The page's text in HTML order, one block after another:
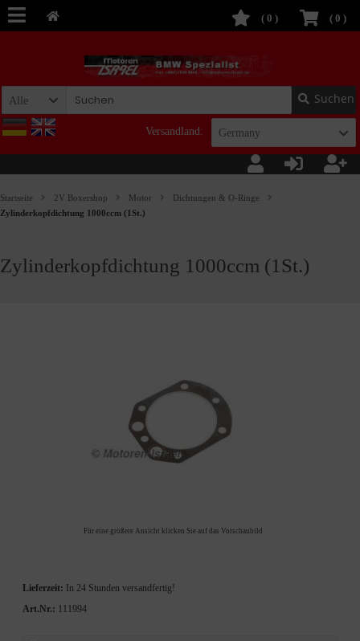
( 0 )
( 0 )
Alle Suchen
Versandland: Germany
Startseite 2V Boxershop Motor
Dichtungen & O-Ringe
Zylinderkopfdichtung 1000ccm (1St.)
Zylinderkopfdichtung 1000ccm (1St.)
Für eine größere Ansicht klicken Sie auf das Vorschaubild
Lieferzeit:
In 24 Stunden versandfertig!
Art.Nr.: 111994